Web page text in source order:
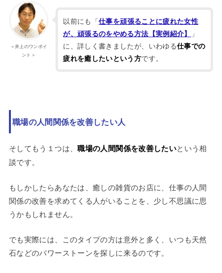
＜井上のワンポイ
ント＞
以前にも「仕事を頑張ることに疲れた女性
が、頑張るのをやめる方法【実例紹介】
」
に、詳しく書きましたが、いわゆる仕事での
疲れを癒したいという方です。
職場の人間関係を改善したい人
そしてもう１つは、職場の人間関係を改善したいという相
談です。
もしかしたらあなたは、癒しの雑貨のお店に、仕事の人間
関係の改善を求めてくる人がいることを、少し不思議に思
うかもしれません。
でも実際には、このタイプの方は意外と多く、いつも天然
石などのパワーストーンを探しに来るのです。